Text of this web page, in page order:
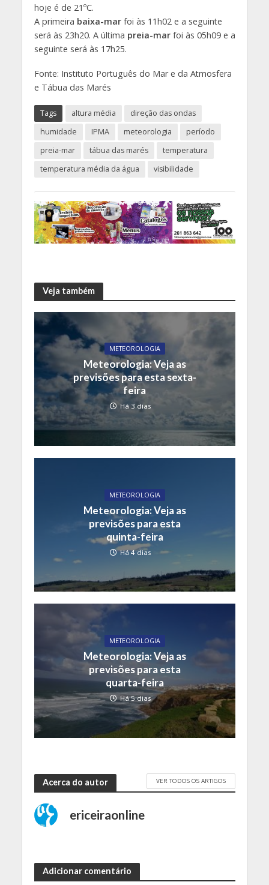
hoje é de 21ºC.
A primeira baixa-marfoi às 11h02 e a seguinte
será às 23h20. A última preia-marfoi às 05h09 e a
seguinte será às 17h25.
Fonte: Instituto Português do Mar e da Atmosfera
e Tábua das Marés
Tags altura média
direção das ondas
humidade
IPMA meteorologia
período
preia-mar
tábua das marés
temperatura
temperatura média da água
visibilidade
Veja também
METEOROLOGIA
Meteorologia: Veja as
previsões para esta sexta-
feira
Há 3 dias
METEOROLOGIA
Meteorologia: Veja as
previsões para esta
quinta-feira
Há 4 dias
METEOROLOGIA
Meteorologia: Veja as
previsões para esta
quarta-feira
Há 5 dias
Acerca do autor VER TODOS OS ARTIGOS
ericeiraonline
Adicionar comentário